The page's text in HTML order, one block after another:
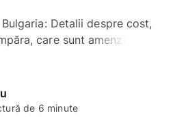
Detalii despre cost,
care sunt amenzile și
de 6 minute